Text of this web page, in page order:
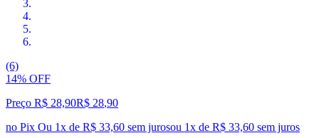
(6)
14% OFF
Preço R$ 28,90R$ 28,90
no Pix Ou 1x de R$ 33,60 sem jurosou 1x de R$ 33,60 sem juros